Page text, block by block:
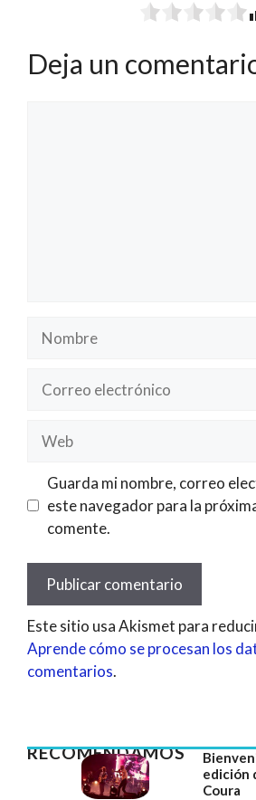
Deja un
Nombre
Correo
electrónico
Web
Guarda mi nombre, correo
este navegador para la
comente.
Este sitio usa Akismet para
Aprende cómo se procesan los
comentarios.
RECOMENDAMOS
edición
Coura